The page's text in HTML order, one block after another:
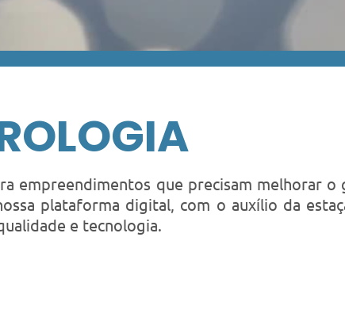
empreendimentos que precisam melhorar
plataforma digital, com o auxílio da
e tecnologia.